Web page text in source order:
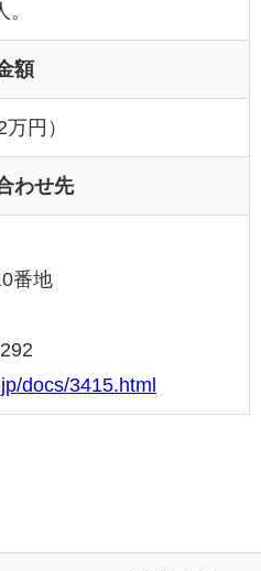
額
円）
わせ先
番地
docs/3415.html